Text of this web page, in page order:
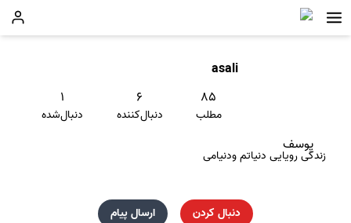
asali
۸۵
مطلب
۶
دنبال‌کننده
۱
دنبال‌شده
یوسف
زندگی رویایی دنیاتم ودنیامی
دنبال کردن ارسال پیام